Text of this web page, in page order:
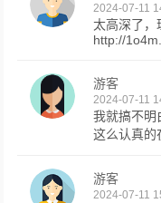
2024-07-11
太高深了，
http://
游客
2024-07-11
我就搞不明
这么认真的
游客
2024-07-11